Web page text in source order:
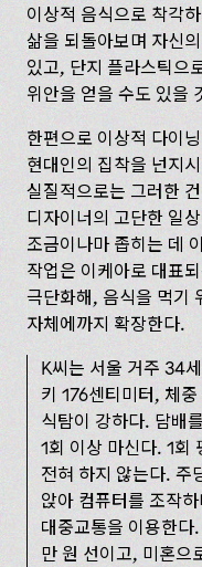
이상적 음식으로 착각
삶을 되돌아보며 자신
있고, 단지 플라스틱으
위안을 얻을 수도 있을
한편으로 이상적 다이
현대인의 집착을 넌지
실질적으로는 그러한
디자이너의 고단한 일
조금이나마 좁히는 데
작업은 이케아로 대표
극단화해, 음식을 먹기
자체에까지 확장한다.
K씨는 서울 거주 34
키 176센티미터, 체
식탐이 강하다. 담배
1회 이상 마신다. 1회
전혀 하지 않는다. 주
앉아 컴퓨터를 조작
대중교통을 이용한
만 원 선이고, 미혼으